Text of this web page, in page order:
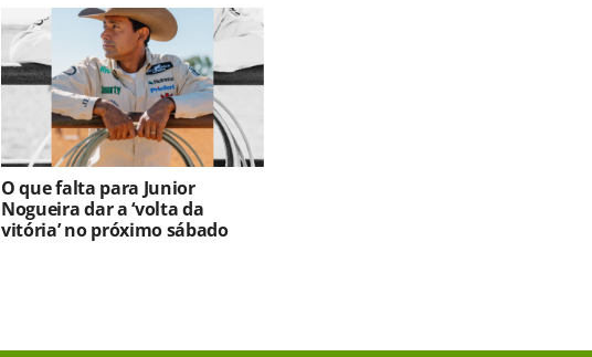
O que falta para Junior
Nogueira dar a ‘volta da
vitória’ no próximo sábado